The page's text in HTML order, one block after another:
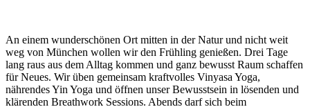
An einem wunderschönen Ort mitten in der Natur und nicht weit
weg von München wollen wir den Frühling genießen. Drei Tage
lang raus aus dem Alltag kommen und ganz bewusst Raum schaffen
für Neues. Wir üben gemeinsam kraftvolles Vinyasa Yoga,
nährendes Yin Yoga und öffnen unser Bewusstsein in lösenden und
klärenden Breathwork Sessions. Abends darf sich beim